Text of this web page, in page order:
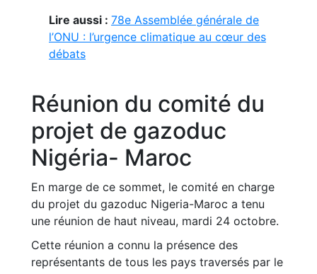
Lire aussi : 78e Assemblée générale de
l’ONU : l’urgence climatique au cœur des
débats
Réunion du comité du
projet de gazoduc
Nigéria- Maroc
En marge de ce sommet, le comité en charge
du projet du gazoduc Nigeria-Maroc a tenu
une réunion de haut niveau, mardi 24 octobre.
Cette réunion a connu la présence des
représentants de tous les pays traversés par le